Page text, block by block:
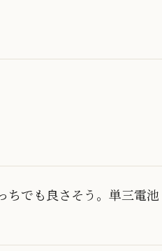
ちでも良さそう。単三電池